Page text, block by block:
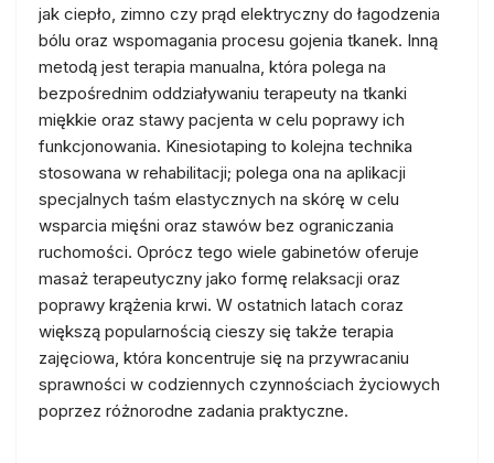
jak ciepło, zimno czy prąd elektryczny do łagodzenia
bólu oraz wspomagania procesu gojenia tkanek. Inną
metodą jest terapia manualna, która polega na
bezpośrednim oddziaływaniu terapeuty na tkanki
miękkie oraz stawy pacjenta w celu poprawy ich
funkcjonowania. Kinesiotaping to kolejna technika
stosowana w rehabilitacji; polega ona na aplikacji
specjalnych taśm elastycznych na skórę w celu
wsparcia mięśni oraz stawów bez ograniczania
ruchomości. Oprócz tego wiele gabinetów oferuje
masaż terapeutyczny jako formę relaksacji oraz
poprawy krążenia krwi. W ostatnich latach coraz
większą popularnością cieszy się także terapia
zajęciowa, która koncentruje się na przywracaniu
sprawności w codziennych czynnościach życiowych
poprzez różnorodne zadania praktyczne.